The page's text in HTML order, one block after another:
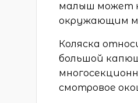
малыш может
окружающим
Коляска
большой
смотровое